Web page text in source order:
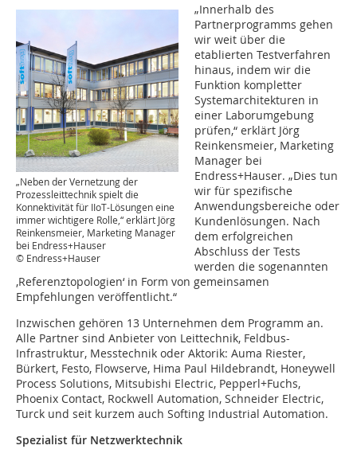
„Neben der Vernetzung der
Prozessleittechnik spielt die
Konnektivität für IIoT-Lösungen eine
immer wichtigere Rolle,“ erklärt Jörg
Reinkensmeier, Marketing Manager
bei Endress+Hauser
© Endress+Hauser
„Innerhalb des
Partnerprogramms gehen
wir weit über die
etablierten Testverfahren
hinaus, indem wir die
Funktion kompletter
Systemarchitekturen in
einer Laborumgebung
prüfen,“ erklärt Jörg
Reinkensmeier, Marketing
Manager bei
Endress+Hauser. „Dies tun
wir für spezifische
Anwendungsbereiche oder
Kundenlösungen. Nach
dem erfolgreichen
Abschluss der Tests
werden die sogenannten
‚Referenztopologien‘ in Form von gemeinsamen
Empfehlungen veröffentlicht.“
Inzwischen gehören 13 Unternehmen dem Programm an.
Alle Partner sind Anbieter von Leittechnik, Feldbus-
Infrastruktur, Messtechnik oder Aktorik: Auma Riester,
Bürkert, Festo, Flowserve, Hima Paul Hildebrandt, Honeywell
Process Solutions, Mitsubishi Electric, Pepperl+Fuchs,
Phoenix Contact, Rockwell Automation, Schneider Electric,
Turck und seit kurzem auch Softing Industrial Automation.
Spezialist für Netzwerktechnik